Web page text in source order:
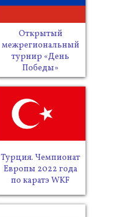
Открытый
межрегиональный
турнир «День
Победы»
Турция. Чемпионат
Европы 2022 года
по каратэ WKF